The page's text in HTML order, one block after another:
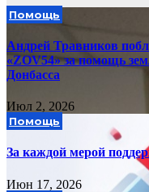
Помощь
Андрей Травников
«ZOV54» за помощь
Донбасса
Июл 2, 2026
Помощь
За каждой мерой
Июн 17, 2026